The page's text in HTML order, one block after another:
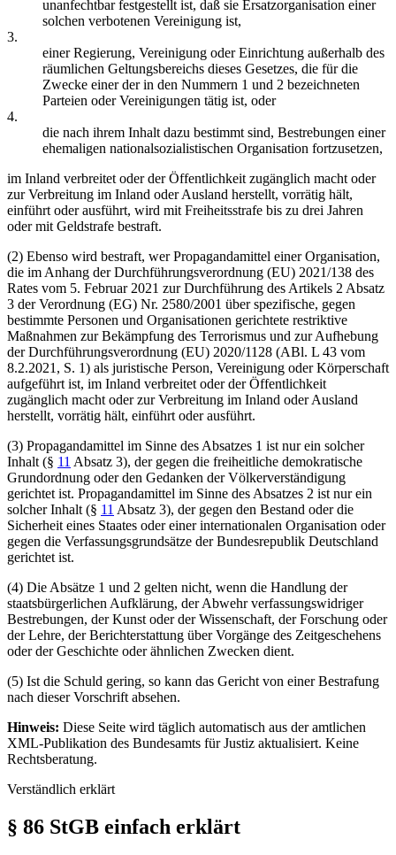
unanfechtbar festgestellt ist, daß sie Ersatzorganisation einer
solchen verbotenen Vereinigung ist,
3.
einer Regierung, Vereinigung oder Einrichtung außerhalb des
räumlichen Geltungsbereichs dieses Gesetzes, die für die
Zwecke einer der in den Nummern 1 und 2 bezeichneten
Parteien oder Vereinigungen tätig ist, oder
4.
die nach ihrem Inhalt dazu bestimmt sind, Bestrebungen einer
ehemaligen nationalsozialistischen Organisation fortzusetzen,
im Inland verbreitet oder der Öffentlichkeit zugänglich macht oder
zur Verbreitung im Inland oder Ausland herstellt, vorrätig hält,
einführt oder ausführt, wird mit Freiheitsstrafe bis zu drei Jahren
oder mit Geldstrafe bestraft.
(2) Ebenso wird bestraft, wer Propagandamittel einer Organisation,
die im Anhang der Durchführungsverordnung (EU) 2021/138 des
Rates vom 5. Februar 2021 zur Durchführung des Artikels 2 Absatz
3 der Verordnung (EG) Nr. 2580/2001 über spezifische, gegen
bestimmte Personen und Organisationen gerichtete restriktive
Maßnahmen zur Bekämpfung des Terrorismus und zur Aufhebung
der Durchführungsverordnung (EU) 2020/1128 (ABl. L 43 vom
8.2.2021, S. 1) als juristische Person, Vereinigung oder Körperschaft
aufgeführt ist, im Inland verbreitet oder der Öffentlichkeit
zugänglich macht oder zur Verbreitung im Inland oder Ausland
herstellt, vorrätig hält, einführt oder ausführt.
(3) Propagandamittel im Sinne des Absatzes 1 ist nur ein solcher
Inhalt (§ 11 Absatz 3), der gegen die freiheitliche demokratische
Grundordnung oder den Gedanken der Völkerverständigung
gerichtet ist. Propagandamittel im Sinne des Absatzes 2 ist nur ein
solcher Inhalt (§ 11 Absatz 3), der gegen den Bestand oder die
Sicherheit eines Staates oder einer internationalen Organisation oder
gegen die Verfassungsgrundsätze der Bundesrepublik Deutschland
gerichtet ist.
(4) Die Absätze 1 und 2 gelten nicht, wenn die Handlung der
staatsbürgerlichen Aufklärung, der Abwehr verfassungswidriger
Bestrebungen, der Kunst oder der Wissenschaft, der Forschung oder
der Lehre, der Berichterstattung über Vorgänge des Zeitgeschehens
oder der Geschichte oder ähnlichen Zwecken dient.
(5) Ist die Schuld gering, so kann das Gericht von einer Bestrafung
nach dieser Vorschrift absehen.
Hinweis: Diese Seite wird täglich automatisch aus der amtlichen
XML-Publikation des Bundesamts für Justiz aktualisiert. Keine
Rechtsberatung.
Verständlich erklärt
§ 86 StGB einfach erklärt